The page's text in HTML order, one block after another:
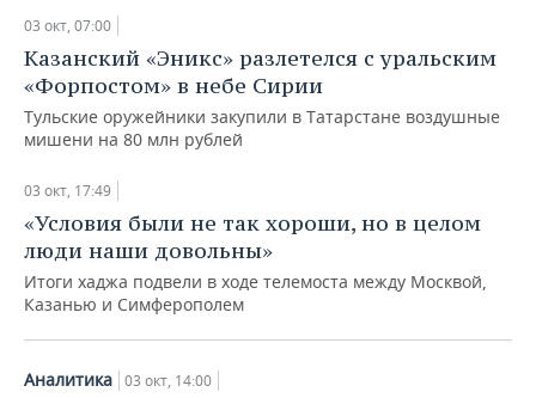
03 окт, 07:00
Казанский «Эникс» разлетелся с уральским
«Форпостом» в небе Сирии
Тульские оружейники закупили в Татарстане воздушные
мишени на 80 млн рублей
03 окт, 17:49
«Условия были не так хороши, но в целом
люди наши довольны»
Итоги хаджа подвели в ходе телемоста между Москвой,
Казанью и Симферополем
Аналитика 03 окт, 14:00